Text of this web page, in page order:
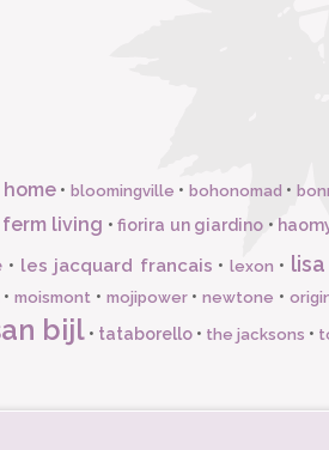
• bloomingville • bohonomad •
ferm living •fiorira un giardino •
• les jacquard francais • lexon •
•moismont • mojipower•newtone •
bijl • tataborello • the jacksons •